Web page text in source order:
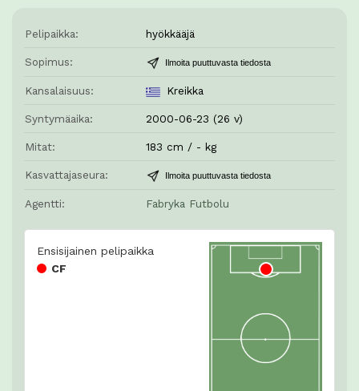
Pelipaikka: hyökkääjä
Sopimus: Ilmoita puuttuvasta tiedosta
Kansalaisuus: Kreikka
Syntymäaika: 2000-06-23 (26 v)
Mitat: 183 cm / - kg
Kasvattajaseura: Ilmoita puuttuvasta tiedosta
Agentti: Fabryka Futbolu
Ensisijainen pelipaikka
CF